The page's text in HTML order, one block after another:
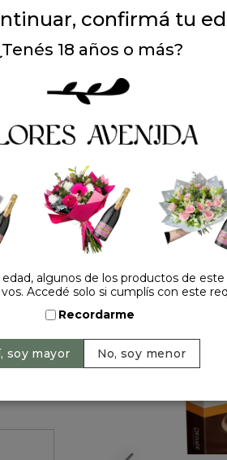
Peluche con
10cm. Ideal para
Precio: $ 13.900
HACELO
confirmá tu
18 años o más?
algunos de los productos de
Accedé solo si cumplís con este
Recordarme